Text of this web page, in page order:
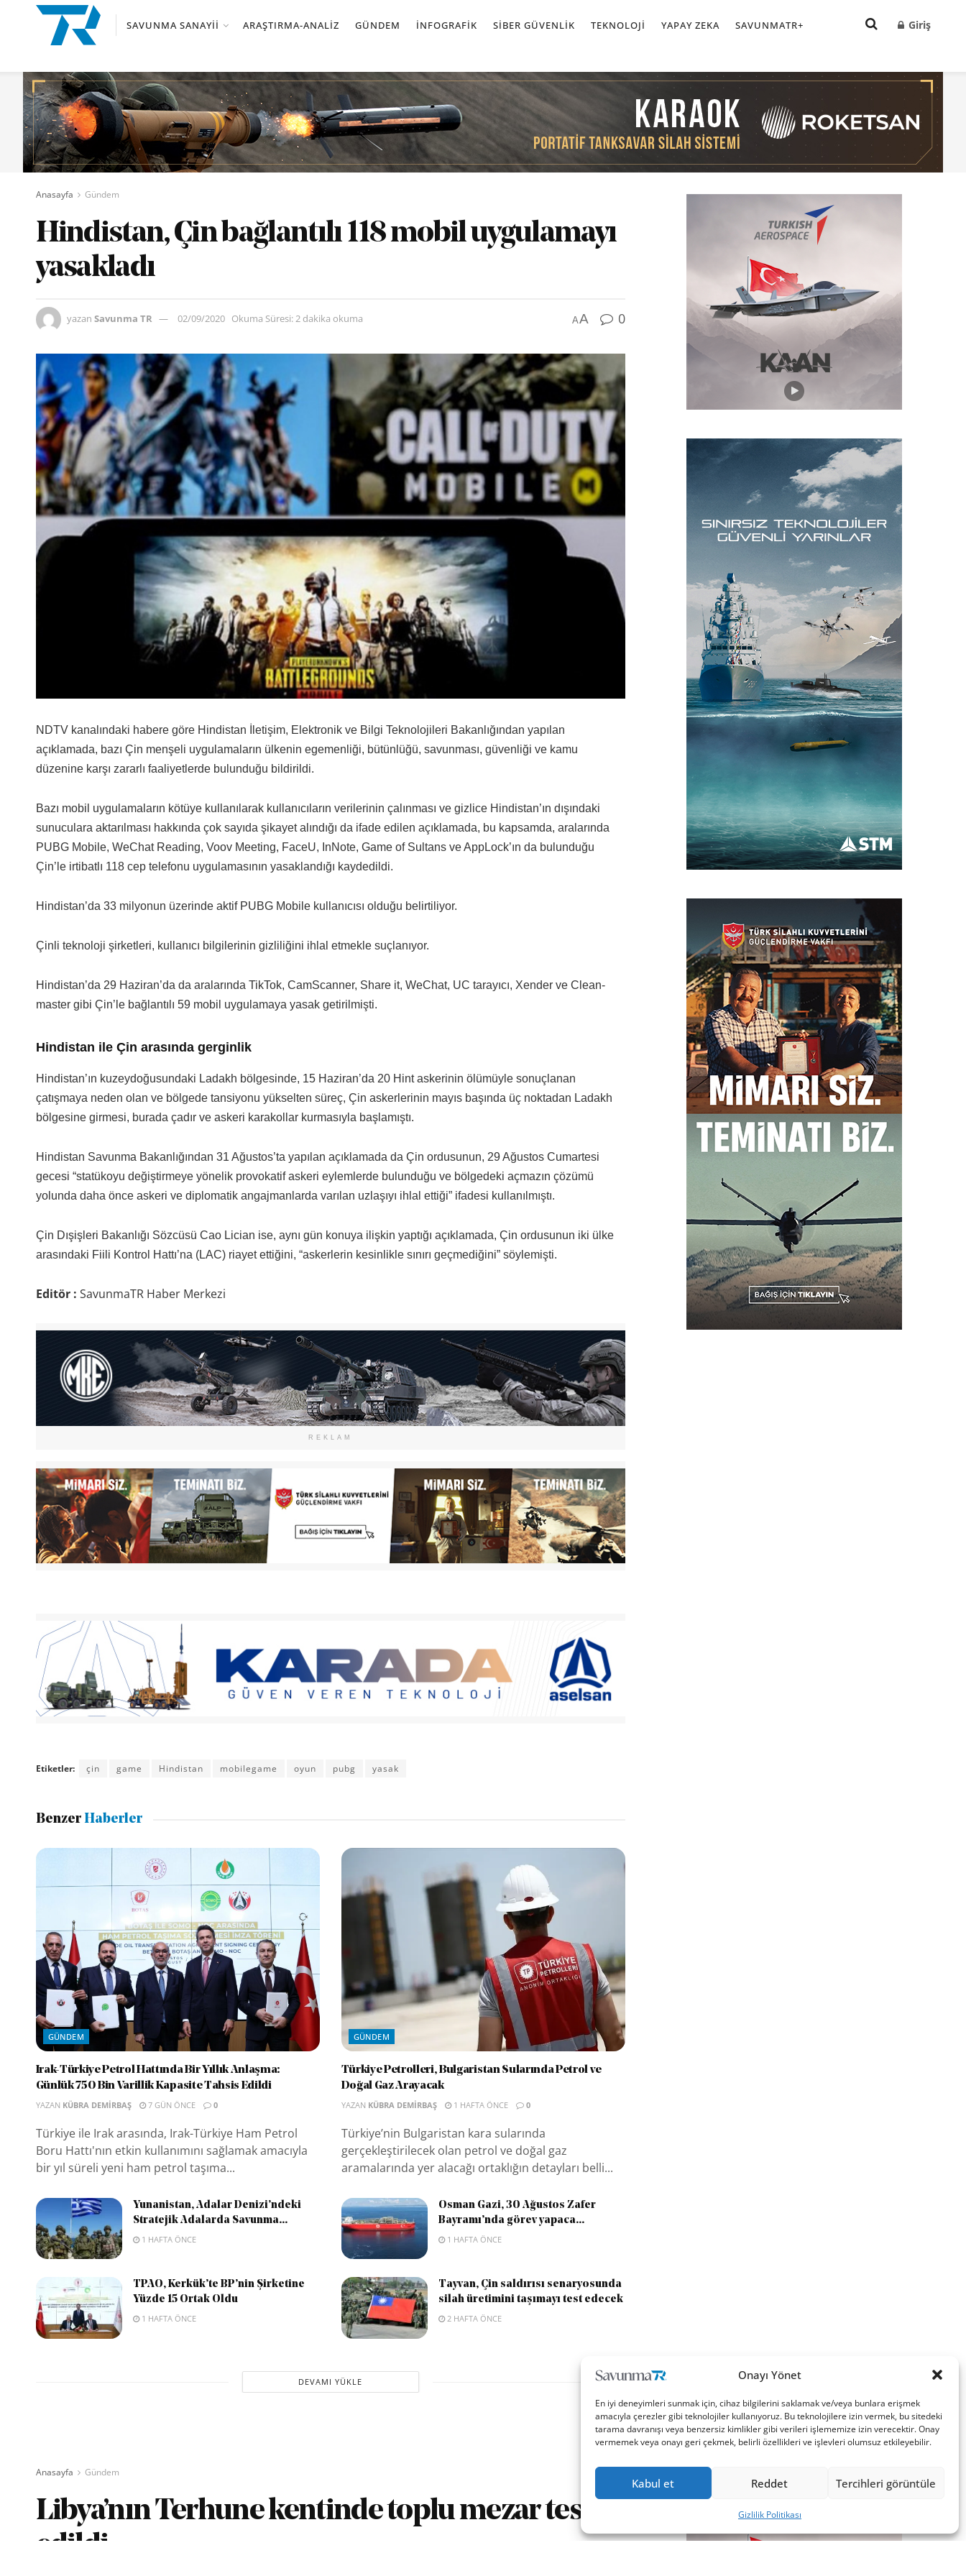
Onayı Yönet
En iyi deneyimleri sunmak için, cihaz bilgilerini saklamak ve/veya bunlara erişmek
amacıyla çerezler gibi teknolojiler kullanıyoruz. Bu teknolojilere izin vermek, bu sitedeki
tarama davranışı veya benzersiz kimlikler gibi verileri işlememize izin verecektir. Onay
vermemek veya onayı geri çekmek, belirli özellikleri ve işlevleri olumsuz etkileyebilir.
Kabul et Reddet Tercihleri görüntüle
Gizlilik Politikası
SAVUNMA SANAYII ARAŞTIRMA-ANALIZ GÜNDEM İNFOGRAFIK SIBER GÜVENLIK TEKNOLOJI YAPAY ZEKA SAVUNMATR+ Giriş
Anasayfa Gündem
Hindistan, Çin bağlantılı 118 mobil uygulamayı
yasakladı
yazan Savunma TR 02/09/2020 Okuma Süresi: 2 dakika okuma AA 0
NDTV kanalındaki habere göre Hindistan İletişim, Elektronik ve Bilgi Teknolojileri Bakanlığından yapılan
açıklamada, bazı Çin menşeli uygulamaların ülkenin egemenliği, bütünlüğü, savunması, güvenliği ve kamu
düzenine karşı zararlı faaliyetlerde bulunduğu bildirildi.
Bazı mobil uygulamaların kötüye kullanılarak kullanıcıların verilerinin çalınması ve gizlice Hindistan’ın dışındaki
sunuculara aktarılması hakkında çok sayıda şikayet alındığı da ifade edilen açıklamada, bu kapsamda, aralarında
PUBG Mobile, WeChat Reading, Voov Meeting, FaceU, InNote, Game of Sultans ve AppLock’ın da bulunduğu
Çin’le irtibatlı 118 cep telefonu uygulamasının yasaklandığı kaydedildi.
Hindistan’da 33 milyonun üzerinde aktif PUBG Mobile kullanıcısı olduğu belirtiliyor.
Çinli teknoloji şirketleri, kullanıcı bilgilerinin gizliliğini ihlal etmekle suçlanıyor.
Hindistan’da 29 Haziran’da da aralarında TikTok, CamScanner, Share it, WeChat, UC tarayıcı, Xender ve Clean-
master gibi Çin’le bağlantılı 59 mobil uygulamaya yasak getirilmişti.
Hindistan ile Çin arasında gerginlik
Hindistan’ın kuzeydoğusundaki Ladakh bölgesinde, 15 Haziran’da 20 Hint askerinin ölümüyle sonuçlanan
çatışmaya neden olan ve bölgede tansiyonu yükselten süreç, Çin askerlerinin mayıs başında üç noktadan Ladakh
bölgesine girmesi, burada çadır ve askeri karakollar kurmasıyla başlamıştı.
Hindistan Savunma Bakanlığından 31 Ağustos’ta yapılan açıklamada da Çin ordusunun, 29 Ağustos Cumartesi
gecesi “statükoyu değiştirmeye yönelik provokatif askeri eylemlerde bulunduğu ve bölgedeki açmazın çözümü
yolunda daha önce askeri ve diplomatik angajmanlarda varılan uzlaşıyı ihlal ettiği” ifadesi kullanılmıştı.
Çin Dışişleri Bakanlığı Sözcüsü Cao Lician ise, aynı gün konuya ilişkin yaptığı açıklamada, Çin ordusunun iki ülke
arasındaki Fiili Kontrol Hattı’na (LAC) riayet ettiğini, “askerlerin kesinlikle sınırı geçmediğini” söylemişti.
Editör : SavunmaTR Haber Merkezi
REKLAM
Etiketler: çin game Hindistan mobilegame oyun pubg yasak
BenzerHaberler
GÜNDEM
Irak-Türkiye Petrol Hattında Bir Yıllık Anlaşma:
Günlük 750 Bin Varillik Kapasite Tahsis Edildi
YAZAN KÜBRA DEMIRBAŞ 7 GÜN ÖNCE 0
Türkiye ile Irak arasında, Irak-Türkiye Ham Petrol
Boru Hattı'nın etkin kullanımını sağlamak amacıyla
bir yıl süreli yeni ham petrol taşıma...
GÜNDEM
Türkiye Petrolleri, Bulgaristan Sularında Petrol ve
Doğal Gaz Arayacak
YAZAN KÜBRA DEMIRBAŞ 1 HAFTA ÖNCE 0
Türkiye’nin Bulgaristan kara sularında
gerçekleştirilecek olan petrol ve doğal gaz
aramalarında yer alacağı ortaklığın detayları belli...
Yunanistan, Adalar Denizi’ndeki
Stratejik Adalarda Savunma...
1 HAFTA ÖNCE
Osman Gazi, 30 Ağustos Zafer
Bayramı’nda görev yapaca...
1 HAFTA ÖNCE
TPAO, Kerkük’te BP’nin Şirketine
Yüzde 15 Ortak Oldu
1 HAFTA ÖNCE
Tayvan, Çin saldırısı senaryosunda
silah üretimini taşımayı test edecek
2 HAFTA ÖNCE
DEVAMI YÜKLE
Anasayfa Gündem
Libya’nın Terhune kentinde toplu mezar tespit
edildi